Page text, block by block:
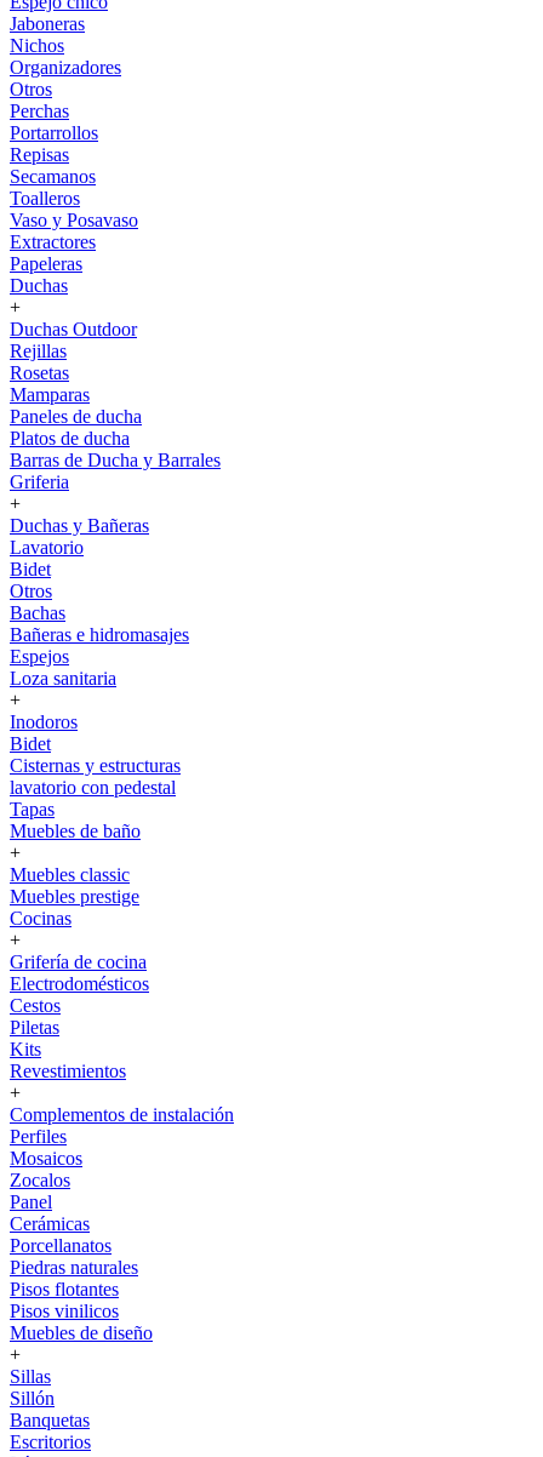
Jaboneras
Nichos
Organizadores
Otros
Perchas
Portarrollos
Repisas
Secamanos
Toalleros
Vaso y Posavaso
Extractores
Papeleras
Duchas
+
Duchas Outdoor
Rejillas
Rosetas
Mamparas
Paneles de ducha
Platos de ducha
Barras de Ducha y Barrales
Griferia
+
Duchas y Bañeras
Lavatorio
Bidet
Otros
Bachas
Bañeras e hidromasajes
Espejos
Loza sanitaria
+
Inodoros
Bidet
Cisternas y estructuras
lavatorio con pedestal
Tapas
Muebles de baño
+
Muebles classic
Muebles prestige
Cocinas
+
Grifería de cocina
Electrodomésticos
Cestos
Piletas
Kits
Revestimientos
+
Complementos de instalación
Perfiles
Mosaicos
Zocalos
Panel
Cerámicas
Porcellanatos
Piedras naturales
Pisos flotantes
Pisos vinilicos
Muebles de diseño
+
Sillas
Sillón
Banquetas
Escritorios